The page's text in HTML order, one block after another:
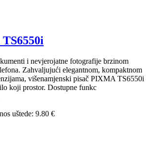
i nevjerojatne fotografije brzinom
Zahvaljujući elegantnom, kompaktnom
višenamjenski pisač PIXMA TS6550i
koji prostor. Dostupne funkc
uštede: 9.80 €